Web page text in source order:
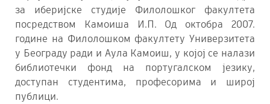
за иберијске студије Филолошког факултета
посредством Камоиша И.П. Од октобра 2007.
године на Филолошком факултету Универзитета
у Београду ради и Аула Камоиш, у којој се налази
библиотечки фонд на португалском језику,
доступан студентима, професорима и широј
публици.